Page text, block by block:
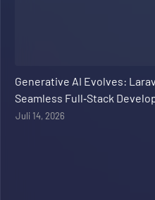
Generative AI Evolves:
Seamless Full‑Stack
Juli 14, 2026